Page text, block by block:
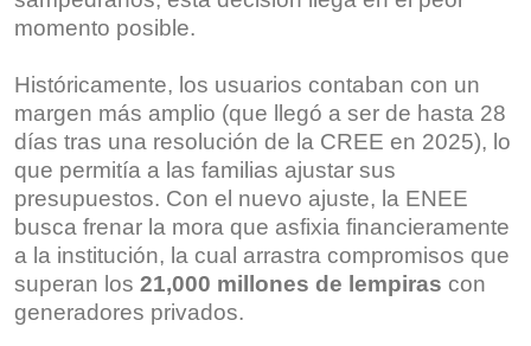
momento posible.
Históricamente, los usuarios contaban con un
margen más amplio (que llegó a ser de hasta 28
días tras una resolución de la CREE en 2025), lo
que permitía a las familias ajustar sus
presupuestos. Con el nuevo ajuste, la ENEE
busca frenar la mora que asfixia financieramente
a la institución, la cual arrastra compromisos que
superan los 21,000 millones de lempiras con
generadores privados.